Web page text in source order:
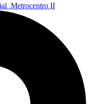
Metrocentro II